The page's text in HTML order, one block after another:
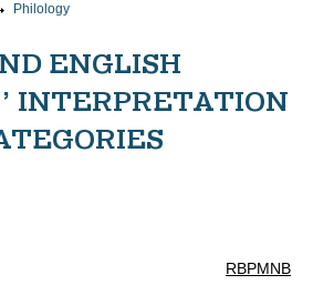
Philology
ENGLISH
INTERPRETATION
RBPMNB